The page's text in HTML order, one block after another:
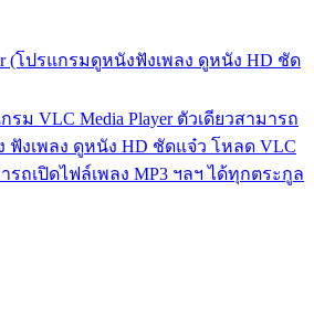
(โปรแกรมดูหนังฟังเพลง ดูหนัง HD ชัด
ม VLC Media Player ตัวเดียวสามารถ
ฟังเพลง ดูหนัง HD ชัดแจ๋ว โหลด VLC
รถเปิดไฟล์เพลง MP3 ฯลฯ ได้ทุกตระกูล